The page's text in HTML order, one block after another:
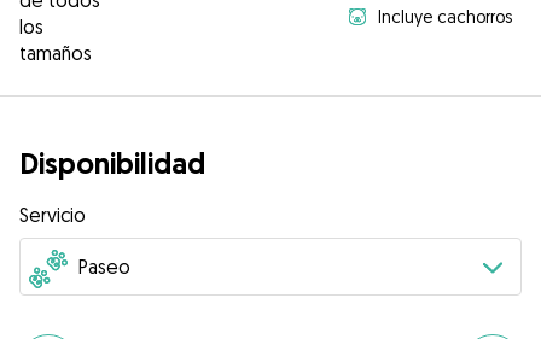
los
tamaños
Incluye cachorros
Disponibilidad
Servicio